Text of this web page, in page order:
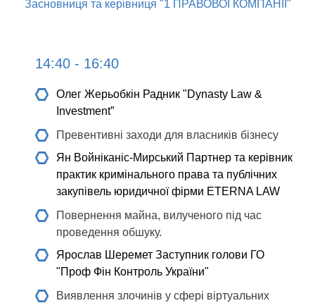
Засновниця та керівниця "1 ПРАВОВОЇ КОМПАНІЇ"
14:40 - 16:40
Олег Жерьобкін Радник "Dynasty Law &
Investment”
Превентивні заходи для власників бізнесу
Ян Войніканіс-Мирський Партнер та керівник
практик кримінального права та публічних
закупівель юридичної фірми ETERNA LAW
Повернення майна, вилученого під час
проведення обшуку.
Ярослав Шеремет Заступник голови ГО
"Проф Фін Контроль України"
Виявлення злочинів у сфері віртуальних